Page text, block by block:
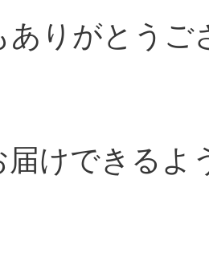
ありがとうご
届けできるよ